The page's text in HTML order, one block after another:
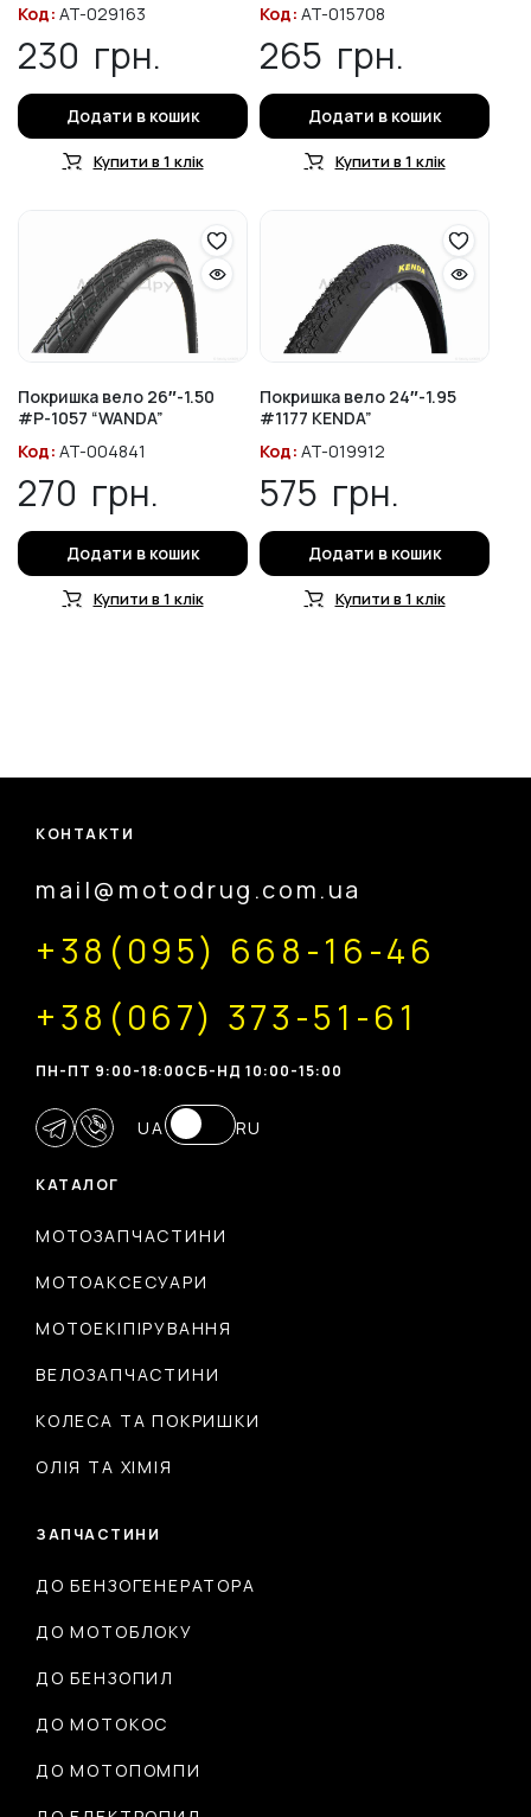
Код: AT-029163
230 грн.
Додати в кошик
Купити в 1 клік
Код: AT-015708
265 грн.
Додати в кошик
Купити в 1 клік
Покришка вело 26″-1.50
#P-1057 “WANDA”
Код: AT-004841
270 грн.
Додати в кошик
Купити в 1 клік
Покришка вело 24″-1.95
#1177 KENDA”
Код: AT-019912
575 грн.
Додати в кошик
Купити в 1 клік
КАТАЛОГ
МОТОЗАПЧАСТИНИ
МОТОАКСЕСУАРИ
МОТОЕКІПІРУВАННЯ
ВЕЛОЗАПЧАСТИНИ
КОЛЕСА ТА ПОКРИШКИ
ОЛІЯ ТА ХІМІЯ
ЗАПЧАСТИНИ
ДО БЕНЗОГЕНЕРАТОРА
ДО МОТОБЛОКУ
ДО БЕНЗОПИЛ
ДО МОТОКОС
ДО МОТОПОМПИ
КОНТАКТИ
mail@motodrug.com.ua
+38(095) 668-16-46
+38(067) 373-51-61
ПН-ПТ 9:00-18:00CБ-НД 10:00-15:00
UA RU